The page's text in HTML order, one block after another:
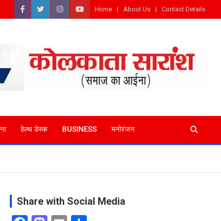
Home About Us Contact Details
हेल्थ डेस्क BUSINESS मनोरंजन
Share with Social Media